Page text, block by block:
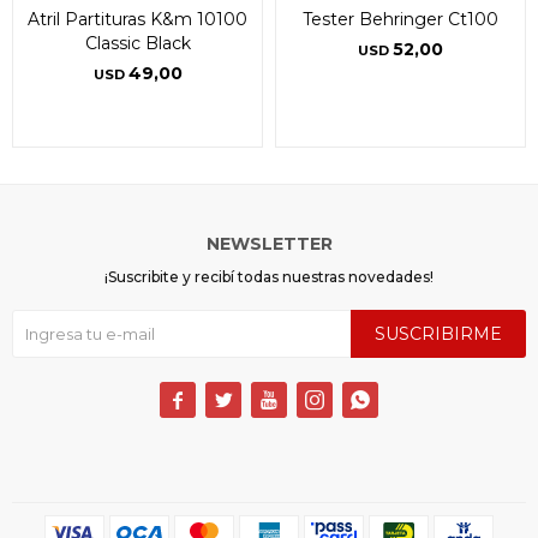
Atril Partituras K&m 10100
Classic Black
USD 49,00
Tester Behringer Ct100
USD 52,00
NEWSLETTER
¡Suscribite y recibí todas nuestras novedades!
SUSCRIBIRME
    